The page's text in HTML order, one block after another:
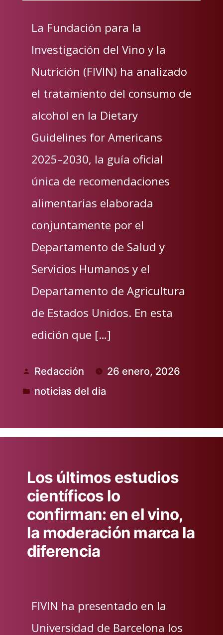
La Fundación para la
Investigación del Vino y la
Nutrición (FIVIN) ha analizado
el tratamiento del consumo de
alcohol en la Dietary
Guidelines for Americans
2025–2030, la guía oficial
única de recomendaciones
alimentarias elaborada
conjuntamente por el
Departamento de Salud y
Servicios Humanos y el
Departamento de Agricultura
de Estados Unidos. En esta
edición que […]
Publicado
por
Redacción 26 enero, 2026
Publicado
noticias del dia
Los últimos estudios
científicos lo
confirman: en el vino,
la moderación marca la
diferencia
FIVIN ha presentado en la
Universidad de Barcelona los